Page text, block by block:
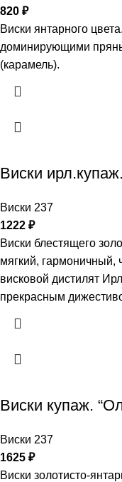
820 ₽
Виски янтарного
доминирующими
(карамель).
Виски
Виски 237
1222 ₽
Виски блестящего
мягкий,
висковой дистилят
прекрасным
Виски купаж.
Виски 237
1625 ₽
Виски золотисто-